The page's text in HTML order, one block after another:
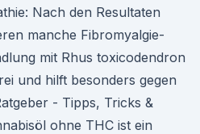
Nach den Resultaten
manche Fibromyalgie-
mit Rhus toxicodendron
und hilft besonders gegen
- Tipps, Tricks &
ohne THC ist ein